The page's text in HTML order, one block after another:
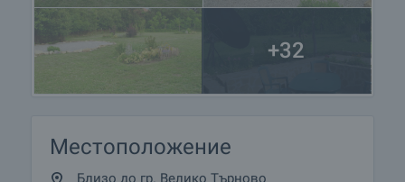
+32
Местоположение
Близо до гр. Велико Търново